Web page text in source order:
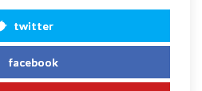
twitter
facebook